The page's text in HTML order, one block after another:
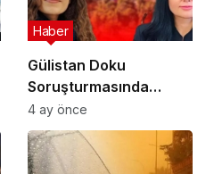
Gülistan Doku
Soruşturmasında
Cinayet Şüphesiyle 7
İlde Eş Zamanlı
Operasyon
Haber
4 ay önce